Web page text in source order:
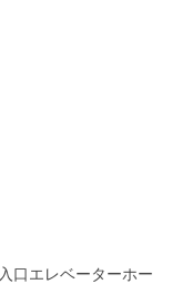
口エレベーターホー